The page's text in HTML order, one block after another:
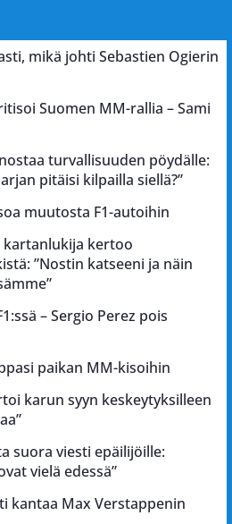
mikä johti Sebastien Ogierin
Suomen MM-rallia – Sami
turvallisuuden pöydälle:
pitäisi kilpailla siellä?”
muutosta F1-autoihin
kartanlukija kertoo
”Nostin katseeni ja näin
– Sergio Perez pois
paikan MM-kisoihin
karun syyn keskeytyksilleen
suora viesti epäilijöille:
vielä edessä”
kantaa Max Verstappenin